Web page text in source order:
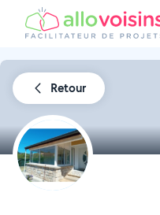
Retour